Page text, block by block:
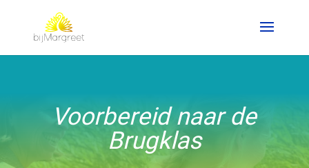
Voorbereid naar de
Brugklas